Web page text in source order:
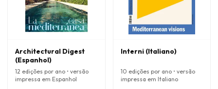
Architectural Digest
(Espanhol)
12 edições por ano • versão
impressa em Espanhol
Interni (Italiano)
10 edições por ano • versão
impressa em Italiano